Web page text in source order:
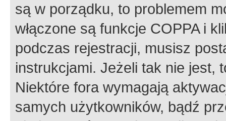
są w porządku, to problemem
włączone są funkcje COPPA i
podczas rejestracji, musisz
instrukcjami. Jeżeli tak nie jest,
Niektóre fora wymagają
samych użytkowników, bądź